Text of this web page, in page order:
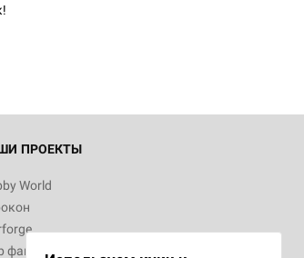
ПРОЕКТЫ
World
фантастики